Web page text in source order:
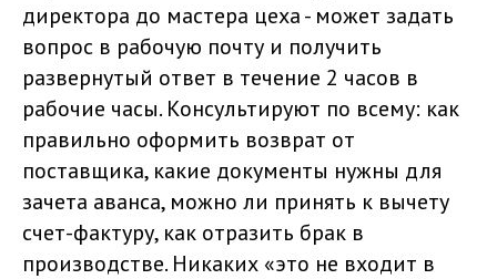
директора до мастера цеха - может задать
вопрос в рабочую почту и получить
развернутый ответ в течение 2 часов в
рабочие часы. Консультируют по всему: как
правильно оформить возврат от
поставщика, какие документы нужны для
зачета аванса, можно ли принять к вычету
счет-фактуру, как отразить брак в
производстве. Никаких «это не входит в